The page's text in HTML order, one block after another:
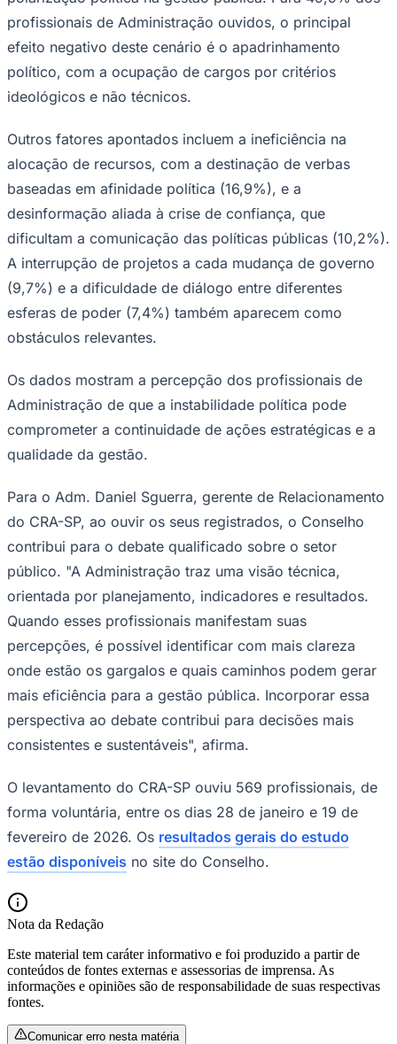
Corinthians
Palmeiras
profissionais de Administração ouvidos, o principal
efeito negativo deste cenário é o apadrinhamento
político, com a ocupação de cargos por critérios
ideológicos e não técnicos.
Outros fatores apontados incluem a ineficiência na
alocação de recursos, com a destinação de verbas
baseadas em afinidade política (16,9%), e a
desinformação aliada à crise de confiança, que
dificultam a comunicação das políticas públicas (10,2%).
A interrupção de projetos a cada mudança de governo
(9,7%) e a dificuldade de diálogo entre diferentes
esferas de poder (7,4%) também aparecem como
obstáculos relevantes.
Os dados mostram a percepção dos profissionais de
Administração de que a instabilidade política pode
comprometer a continuidade de ações estratégicas e a
qualidade da gestão.
Para o Adm. Daniel Sguerra, gerente de Relacionamento
do CRA-SP, ao ouvir os seus registrados, o Conselho
contribui para o debate qualificado sobre o setor
público. "A Administração traz uma visão técnica,
orientada por planejamento, indicadores e resultados.
Quando esses profissionais manifestam suas
percepções, é possível identificar com mais clareza
onde estão os gargalos e quais caminhos podem gerar
mais eficiência para a gestão pública. Incorporar essa
perspectiva ao debate contribui para decisões mais
consistentes e sustentáveis", afirma.
O levantamento do CRA-SP ouviu 569 profissionais, de
forma voluntária, entre os dias 28 de janeiro e 19 de
fevereiro de 2026. Os resultados gerais do estudo
estão disponíveis no site do Conselho.
Nota da Redação
Este material tem caráter informativo e foi produzido a partir de
conteúdos de fontes externas e assessorias de imprensa. As
informações e opiniões são de responsabilidade de suas respectivas
fontes.
Comunicar erro nesta matéria